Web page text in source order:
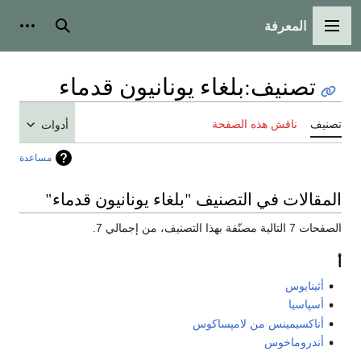
القائمة الرئيسية
المعرفة بحث
تصنيف:بلغاء يونانيون قدماء
تصنيف ناقش هذه الصفحة أدوات
مساعدة
المقالات في التصنيف "بلغاء يونانيون قدماء"
الصفحات 7 التالية مصنّفة بهذا التصنيف، من إجمالي 7.
أثينايوس
أسپاسيا
أناكسيمينس من لامپساكوس
أندروماخوس